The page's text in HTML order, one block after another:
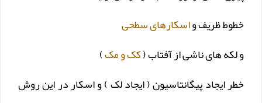
خطوط ظریف واسکارهای سطحی
و لکه های ناشی از آفتاب (کک و مک)
خطر ایجاد پیگانتاسیون ( ایجاد لک ) و اسکار در این روش